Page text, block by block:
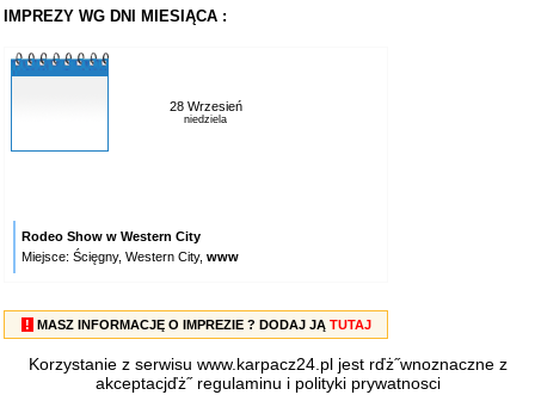
IMPREZY WG DNI MIESIĄCA :
28 Wrzesień
niedziela
Rodeo Show w Western City
Miejsce: Ścięgny, Western City, www
! MASZ INFORMACJĘ O IMPREZIE ? DODAJ JĄ TUTAJ
Korzystanie z serwisu www.karpacz24.pl jest rďż˝wnoznaczne z
akceptacjďż˝ regulaminu i polityki prywatnosci